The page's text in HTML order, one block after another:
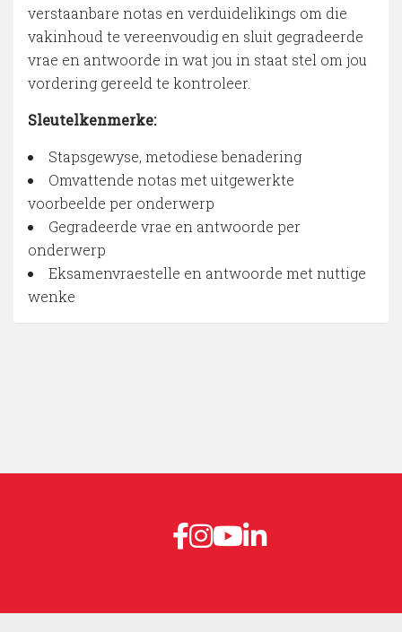
verstaanbare notas en verduidelikings om die
vakinhoud te vereenvoudig en sluit gegradeerde
vrae en antwoorde in wat jou in staat stel om jou
vordering gereeld te kontroleer.
Sleutelkenmerke:
Stapsgewyse, metodiese benadering
Omvattende notas met uitgewerkte
voorbeelde per onderwerp
Gegradeerde vrae en antwoorde per
onderwerp
Eksamenvraestelle en antwoorde met nuttige
wenke